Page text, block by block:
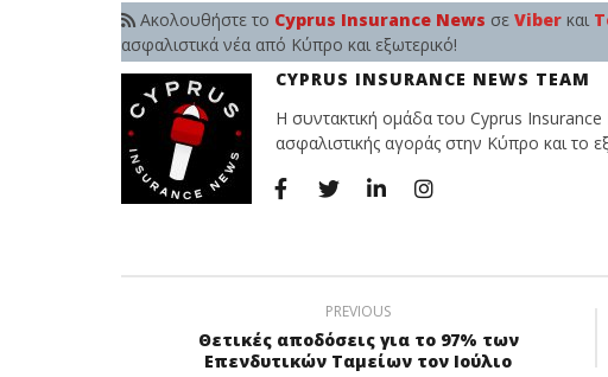
Ακολουθήστε το Cyprus Insurance News σε Viberκαι
ασφαλιστικά νέα από Κύπρο και εξωτερικό!
CYPRUS INSURANCE NEWS TEAM
Η συντακτική ομάδα του Cyprus Insurance
ασφαλιστικής αγοράς στην Κύπρο και το
PREVIOUS
Θετικές αποδόσεις για το 97% των
Επενδυτικών Ταμείων τον Ιούλιο